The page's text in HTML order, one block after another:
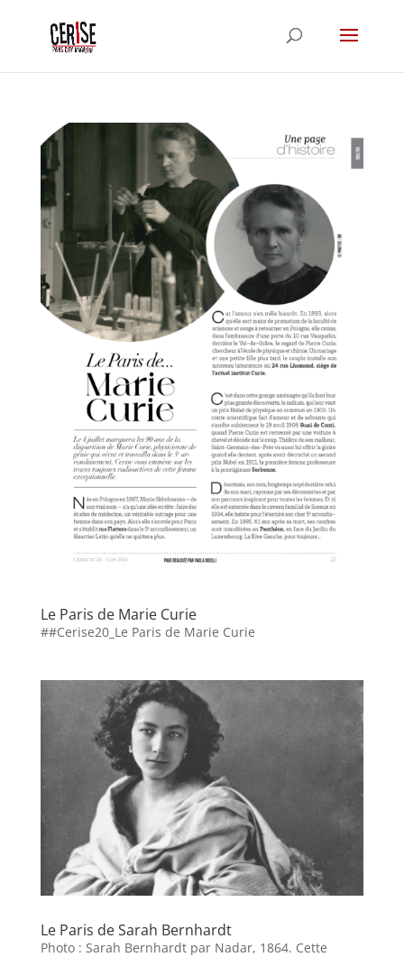
Le Paris de Marie Curie
##Cerise20_Le Paris de Marie Curie
Le Paris de Sarah Bernhardt
Photo : Sarah Bernhardt par Nadar, 1864. Cette